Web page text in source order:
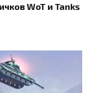
WoT и Tanks